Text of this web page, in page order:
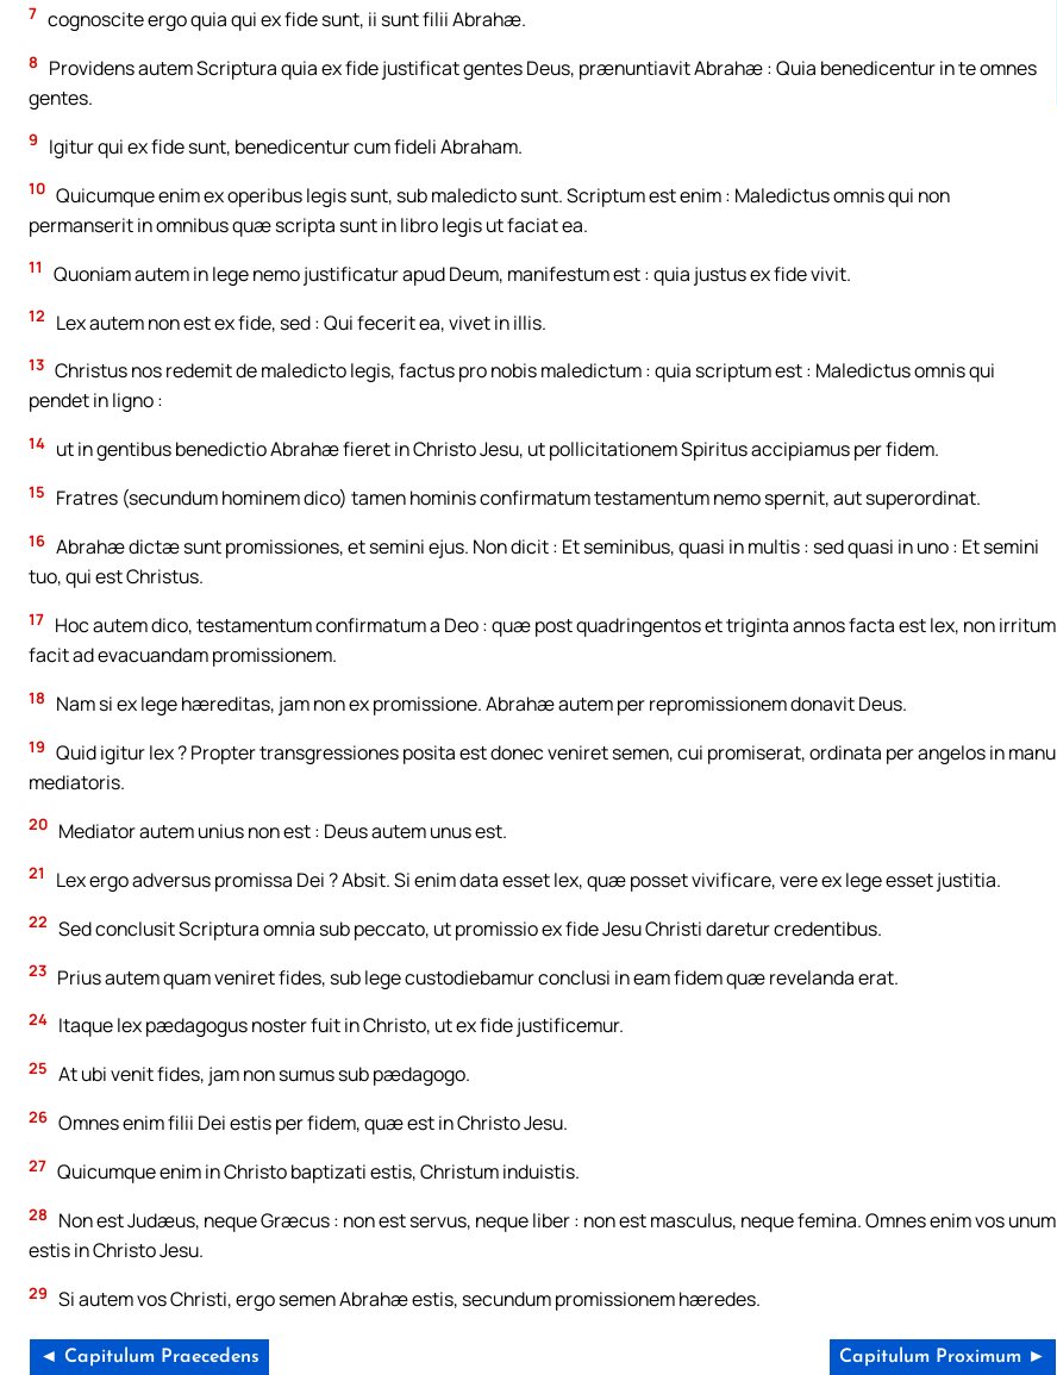
7 cognoscite ergo quia qui ex fide sunt, ii sunt filii Abrahæ.
8
Providens autem Scriptura quia ex fide justificat gentes Deus, prænuntiavit Abrahæ : Quia benedicentur in te omnes
gentes.
9 Igitur qui ex fide sunt, benedicentur cum fideli Abraham.
10 Quicumque enim ex operibus legis sunt, sub maledicto sunt. Scriptum est enim : Maledictus omnis qui non
permanserit in omnibus quæ scripta sunt in libro legis ut faciat ea.
11 Quoniam autem in lege nemo justificatur apud Deum, manifestum est : quia justus ex fide vivit.
12 Lex autem non est ex fide, sed : Qui fecerit ea, vivet in illis.
13 Christus nos redemit de maledicto legis, factus pro nobis maledictum : quia scriptum est : Maledictus omnis qui
pendet in ligno :
14 ut in gentibus benedictio Abrahæ fieret in Christo Jesu, ut pollicitationem Spiritus accipiamus per fidem.
15 Fratres (secundum hominem dico) tamen hominis confirmatum testamentum nemo spernit, aut superordinat.
16 Abrahæ dictæ sunt promissiones, et semini ejus. Non dicit : Et seminibus, quasi in multis : sed quasi in uno : Et semini
tuo, qui est Christus.
17 Hoc autem dico, testamentum confirmatum a Deo : quæ post quadringentos et triginta annos facta est lex, non irritum
facit ad evacuandam promissionem.
18 Nam si ex lege hæreditas, jam non ex promissione. Abrahæ autem per repromissionem donavit Deus.
19 Quid igitur lex ? Propter transgressiones posita est donec veniret semen, cui promiserat, ordinata per angelos in manu
mediatoris.
20 Mediator autem unius non est : Deus autem unus est.
21 Lex ergo adversus promissa Dei ? Absit. Si enim data esset lex, quæ posset vivificare, vere ex lege esset justitia.
22 Sed conclusit Scriptura omnia sub peccato, ut promissio ex fide Jesu Christi daretur credentibus.
23 Prius autem quam veniret fides, sub lege custodiebamur conclusi in eam fidem quæ revelanda erat.
24 Itaque lex pædagogus noster fuit in Christo, ut ex fide justificemur.
25 At ubi venit fides, jam non sumus sub pædagogo.
26 Omnes enim filii Dei estis per fidem, quæ est in Christo Jesu.
27 Quicumque enim in Christo baptizati estis, Christum induistis.
28
Non est Judæus, neque Græcus : non est servus, neque liber : non est masculus, neque femina. Omnes enim vos unum
estis in Christo Jesu.
29 Si autem vos Christi, ergo semen Abrahæ estis, secundum promissionem hæredes.
◄ Capitulum Praecedens Capitulum Proximum ►